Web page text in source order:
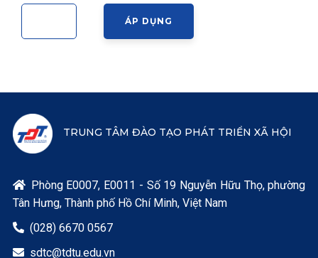
TRUNG TÂM ĐÀO TẠO PHÁT TRIỂN XÃ HỘI
 Phòng E0007, E0011 - Số 19 Nguyễn Hữu Thọ, phường
Tân Hưng, Thành phố Hồ Chí Minh, Việt Nam
 (028) 6670 0567
 sdtc@tdtu.edu.vn